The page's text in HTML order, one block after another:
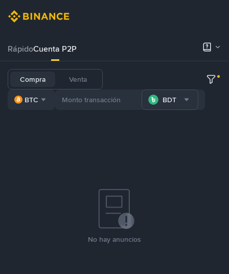
RápidoCuenta P2P
Compra Venta
BTC BDT
No hay anuncios